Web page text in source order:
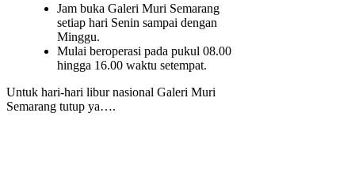
Jam buka Galeri Muri Semarang
setiap hari Senin sampai dengan
Minggu.
Mulai beroperasi pada pukul 08.00
hingga 16.00 waktu setempat.
Untuk hari-hari libur nasional Galeri Muri
Semarang tutup ya….